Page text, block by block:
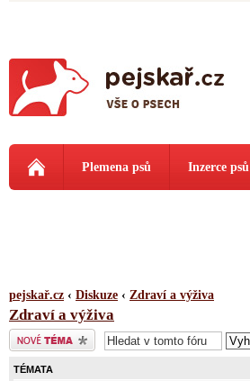
Plemena psů Inzerce psů
pejskař.cz ‹ Diskuze ‹ Zdraví a výživa
Zdraví a výživa
Odeslat nové téma
TÉMATA